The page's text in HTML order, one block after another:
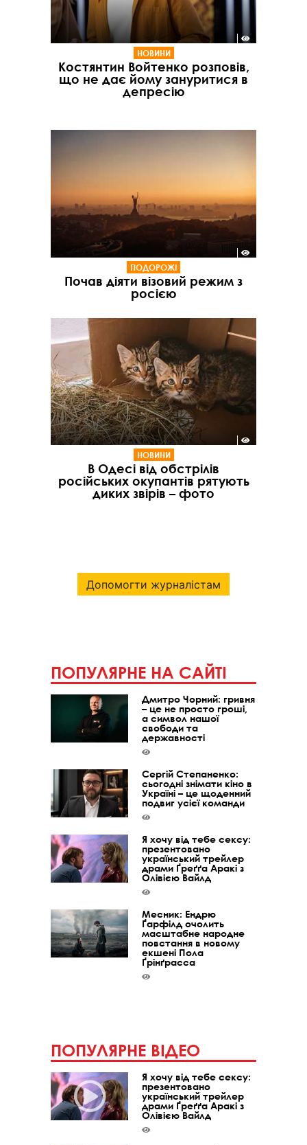
НОВИНИ
Костянтин Войтенко розповів,
що не дає йому зануритися в
депресію
ПОДОРОЖІ
Почав діяти візовий режим з
росією
НОВИНИ
В Одесі від обстрілів
російських окупантів рятують
диких звірів – фото
Допомогти журналістам
ПОПУЛЯРНЕ НА САЙТІ
Дмитро Чорний: гривня
– це не просто гроші,
а символ нашої
свободи та
державності
Сергій Степаненко:
сьогодні знімати кіно в
Україні – це щоденний
подвиг усієї команди
Я хочу від тебе сексу:
презентовано
український трейлер
драми Ґреґґа Аракі з
Олівією Вайлд
Месник: Ендрю
Ґарфілд очолить
масштабне народне
повстання в новому
екшені Пола
Ґрінґрасса
ПОПУЛЯРНЕ ВІДЕО
Я хочу від тебе сексу:
презентовано
український трейлер
драми Ґреґґа Аракі з
Олівією Вайлд